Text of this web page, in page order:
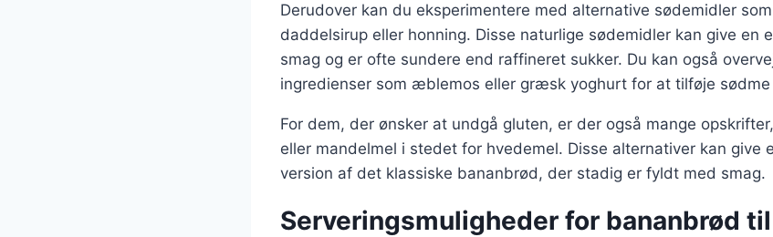
Derudover kan du eksperimentere med alternative sødemidler
daddelsirup eller honning. Disse naturlige sødemidler kan give en
smag og er ofte sundere end raffineret sukker. Du kan også
ingredienser som æblemos eller græsk yoghurt for at tilføje
For dem, der ønsker at undgå gluten, er der også mange
eller mandelmel i stedet for hvedemel. Disse alternativer kan give
version af det klassiske bananbrød, der stadig er fyldt med smag.
Serveringsmuligheder for bananbrød